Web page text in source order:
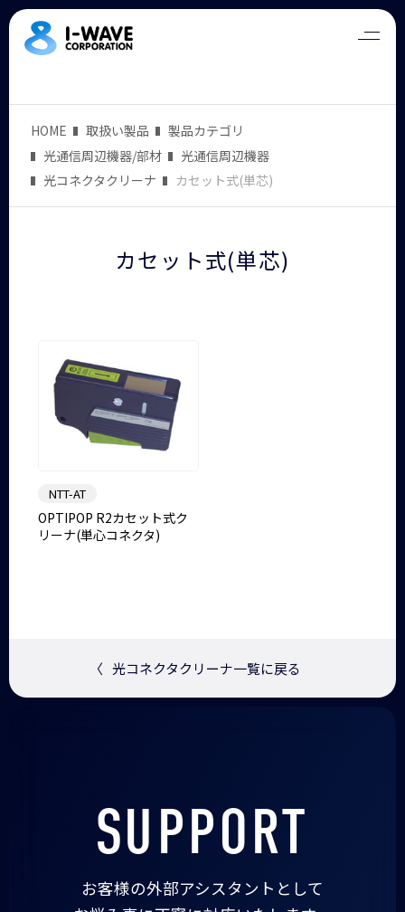
HOME 取扱い製品
製品カテゴリ
光通信周辺機器/部材
光通信周辺機器
光コネクタクリーナ
カセット式(単芯)
カセット式(単芯)
NTT-AT
OPTIPOP R2カセット式ク
リーナ(単心コネクタ)
〈 光コネクタクリーナ一覧に戻る
SUPPORT
お客様の外部アシスタントとして